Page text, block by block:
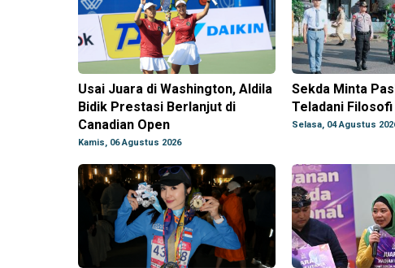
Usai Juara di Washington, Aldila
Bidik Prestasi Berlanjut di
Canadian Open
Kamis, 06 Agustus 2026
Sekda Minta
Teladani
Selasa, 04 Agustus